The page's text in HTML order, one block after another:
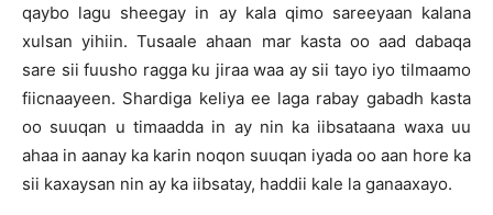
qaybo lagu sheegay in ay kala qimo sareeyaan kalana
xulsan yihiin. Tusaale ahaan mar kasta oo aad dabaqa
sare sii fuusho ragga ku jiraa waa ay sii tayo iyo tilmaamo
fiicnaayeen. Shardiga keliya ee laga rabay gabadh kasta
oo suuqan u timaadda in ay nin ka iibsataana waxa uu
ahaa in aanay ka karin noqon suuqan iyada oo aan hore ka
sii kaxaysan nin ay ka iibsatay, haddii kale la ganaaxayo.